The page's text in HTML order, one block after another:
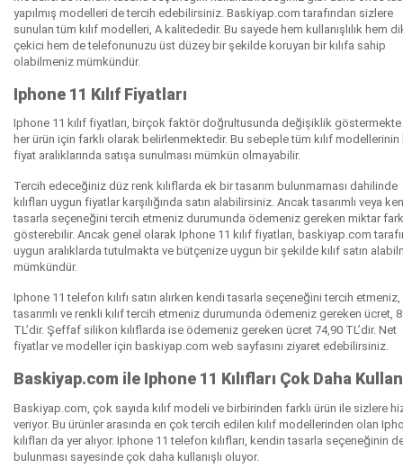
yapılmış modelleri de tercih edebilirsiniz. Baskiyap.com tarafından sizlere
sunulan tüm kılıf modelleri, A kalitededir. Bu sayede hem kullanışlılık hem
çekici hem de telefonunuzu üst düzey bir şekilde koruyan bir kılıfa sahip
olabilmeniz mümkündür.
Iphone 11 Kılıf Fiyatları
Iphone 11 kılıf fiyatları, birçok faktör doğrultusunda değişiklik göstermekte
her ürün için farklı olarak belirlenmektedir. Bu sebeple tüm kılıf
fiyat aralıklarında satışa sunulması mümkün olmayabilir.
Tercih edeceğiniz düz renk kılıflarda ek bir tasarım bulunmaması dahilinde
kılıfları uygun fiyatlar karşılığında satın alabilirsiniz. Ancak tasarımlı veya
tasarla seçeneğini tercih etmeniz durumunda ödemeniz gereken miktar
gösterebilir. Ancak genel olarak Iphone 11 kılıf fiyatları, baskiyap.com
uygun aralıklarda tutulmakta ve bütçenize uygun bir şekilde kılıf satın
mümkündür.
Iphone 11 telefon kılıfı satın alırken kendi tasarla seçeneğini tercih etmeniz,
tasarımlı ve renkli kılıf tercih etmeniz durumunda ödemeniz gereken ücret,
TL’dir. Şeffaf silikon kılıflarda ise ödemeniz gereken ücret 74,90 TL’dir. Net
fiyatlar ve modeller için baskiyap.com web sayfasını ziyaret edebilirsiniz.
Baskiyap.com ile Iphone 11 Kılıfları Çok Daha
Baskiyap.com, çok sayıda kılıf modeli ve birbirinden farklı ürün ile sizlere
veriyor. Bu ürünler arasında en çok tercih edilen kılıf modellerinden olan
kılıfları da yer alıyor. Iphone 11 telefon kılıfları, kendin tasarla seçeneğinin
bulunması sayesinde çok daha kullanışlı oluyor.